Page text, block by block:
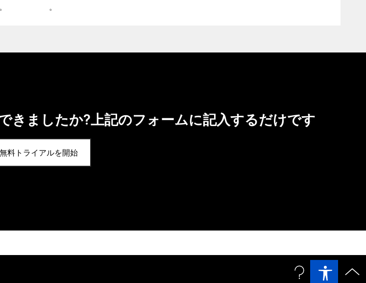
。
きましたか?上記のフォームに記入するだけです
無料トライアルを開始
© 2026 Bentley Systems, incorporated